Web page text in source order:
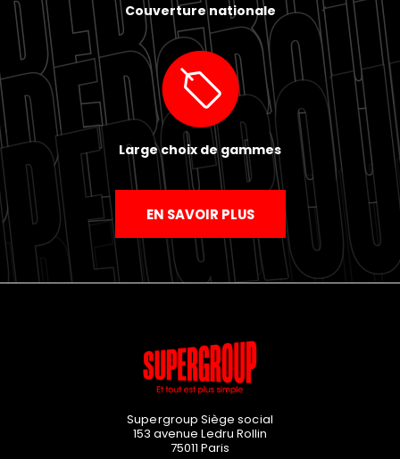
Couverture nationale
Large choix de gammes
EN SAVOIR PLUS
Supergroup Siège social
153 avenue Ledru Rollin
75011 Paris